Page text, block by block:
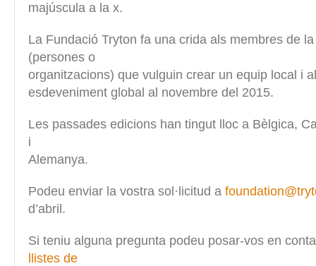
majúscula a la x.
La Fundació Tryton fa una crida als membres de
(persones o
organitzacions) que vulguin crear un equip local i
esdeveniment global al novembre del 2015.
Les passades edicions han tingut lloc a Bèlgica,
i
Alemanya.
Podeu enviar la vostra sol·licitud a
d’abril.
Si teniu alguna pregunta podeu posar-vos en
llistes de